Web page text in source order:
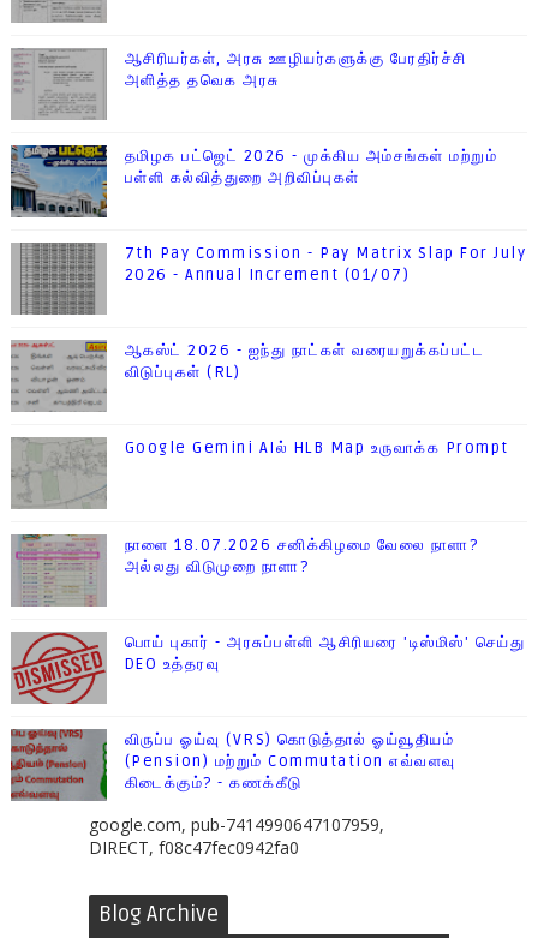
ஆசிரியர்கள், அரசு ஊழியர்களுக்கு பேரதிர்ச்சி
அளித்த தவெக அரசு
தமிழக பட்ஜெட் 2026 - முக்கிய அம்சங்கள் மற்றும்
பள்ளி கல்வித்துறை அறிவிப்புகள்
7th Pay Commission - Pay Matrix Slap For July
2026 - Annual Increment (01/07)
ஆகஸ்ட் 2026 - ஐந்து நாட்கள் வரையறுக்கப்பட்ட
விடுப்புகள் (RL)
Google Gemini AIல் HLB Map உருவாக்க Prompt
நாளை 18.07.2026 சனிக்கிழமை வேலை நாளா?
அல்லது விடுமுறை நாளா?
பொய் புகார் - அரசுப்பள்ளி ஆசிரியரை 'டிஸ்மிஸ்' செய்து
DEO உத்தரவு
விருப்ப ஓய்வு (VRS) கொடுத்தால் ஓய்வூதியம்
(Pension) மற்றும் Commutation எவ்வளவு
கிடைக்கும்? - கணக்கீடு
google.com, pub-7414990647107959,
DIRECT, f08c47fec0942fa0
Blog Archive